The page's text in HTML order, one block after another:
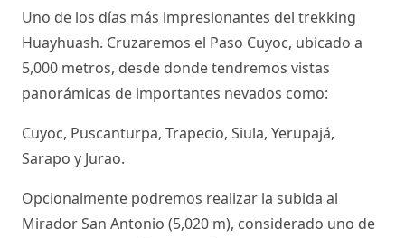
Uno de los días más impresionantes del trekking
Huayhuash. Cruzaremos el Paso Cuyoc, ubicado a
5,000 metros, desde donde tendremos vistas
panorámicas de importantes nevados como:
Cuyoc, Puscanturpa, Trapecio, Siula, Yerupajá,
Sarapo y Jurao.
Opcionalmente podremos realizar la subida al
Mirador San Antonio (5,020 m), considerado uno de